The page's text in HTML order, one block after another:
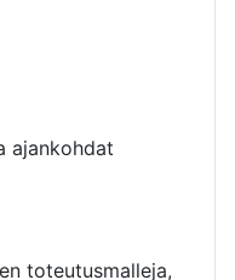
ajankohdat
toteutusmalleja,